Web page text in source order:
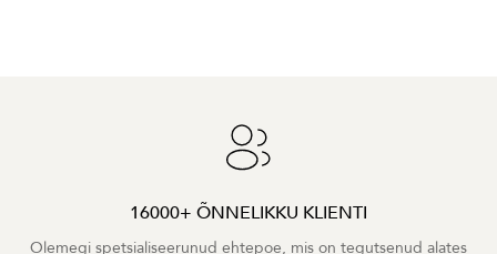
16000+ ÕNNELIKKU KLIENTI
Olemegi spetsialiseerunud ehtepoe, mis on tegutsenud alates